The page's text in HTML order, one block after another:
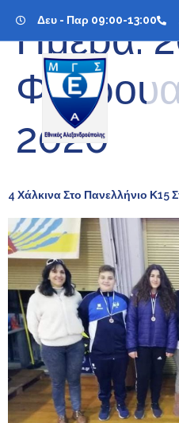
Δευ - Παρ 09:00-13:00
Ημέρα:
2020
4 Χάλκινα Στο Πανελλήνιο Κ15